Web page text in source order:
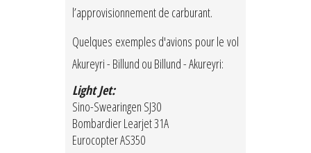
l’approvisionnement de carburant.
Quelques exemples d'avions pour le vol
Akureyri - Billund ou Billund - Akureyri:
Light Jet:
Sino-Swearingen SJ30
Bombardier Learjet 31A
Eurocopter AS350